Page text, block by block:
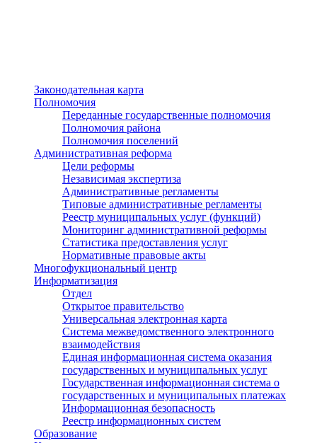
Законодательная карта
Полномочия
Переданные государственные полномочия
Полномочия района
Полномочия поселений
Административная реформа
Цели реформы
Независимая экспертиза
Административные регламенты
Типовые административные регламенты
Реестр муниципальных услуг (функций)
Мониторинг административной реформы
Статистика предоставления услуг
Нормативные правовые акты
Многофукциональный центр
Информатизация
Отдел
Открытое правительство
Универсальная электронная карта
Система межведомственного электронного
взаимодействия
Единая информационная система оказания
государственных и муниципальных услуг
Государственная информационная система о
государственных и муниципальных платежах
Информационная безопасность
Реестр информационных систем
Образование